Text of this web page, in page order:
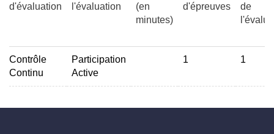
d'évaluation
l'évaluation
(en
minutes)
d'épreuves
de
Contrôle
Continu
Participation
Active
1 1